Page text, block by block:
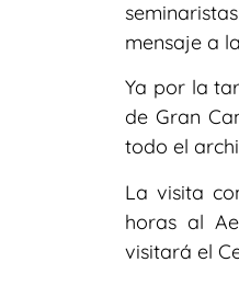
mensaje a
Ya por la
de Gran
todo el
La visita
horas al
visitará el